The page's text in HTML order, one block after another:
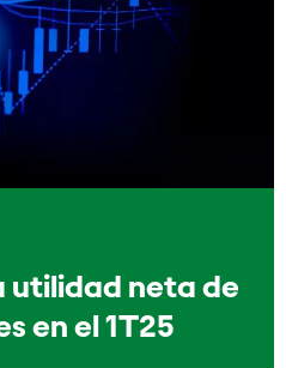
utilidad neta de
en el 1T25